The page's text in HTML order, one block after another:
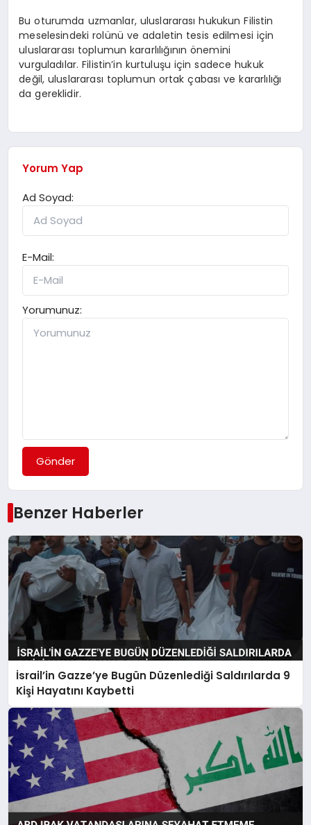
Bu oturumda uzmanlar, uluslararası hukukun Filistin
meselesindeki rolünü ve adaletin tesis edilmesi için
uluslararası toplumun kararlılığının önemini
vurguladılar. Filistin’in kurtuluşu için sadece hukuk
değil, uluslararası toplumun ortak çabası ve kararlılığı
da gereklidir.
Yorum Yap
Ad Soyad:
E-Mail:
Yorumunuz:
Gönder
Benzer Haberler
İsrail’in Gazze’ye Bugün Düzenlediği Saldırılarda 9
Kişi Hayatını Kaybetti